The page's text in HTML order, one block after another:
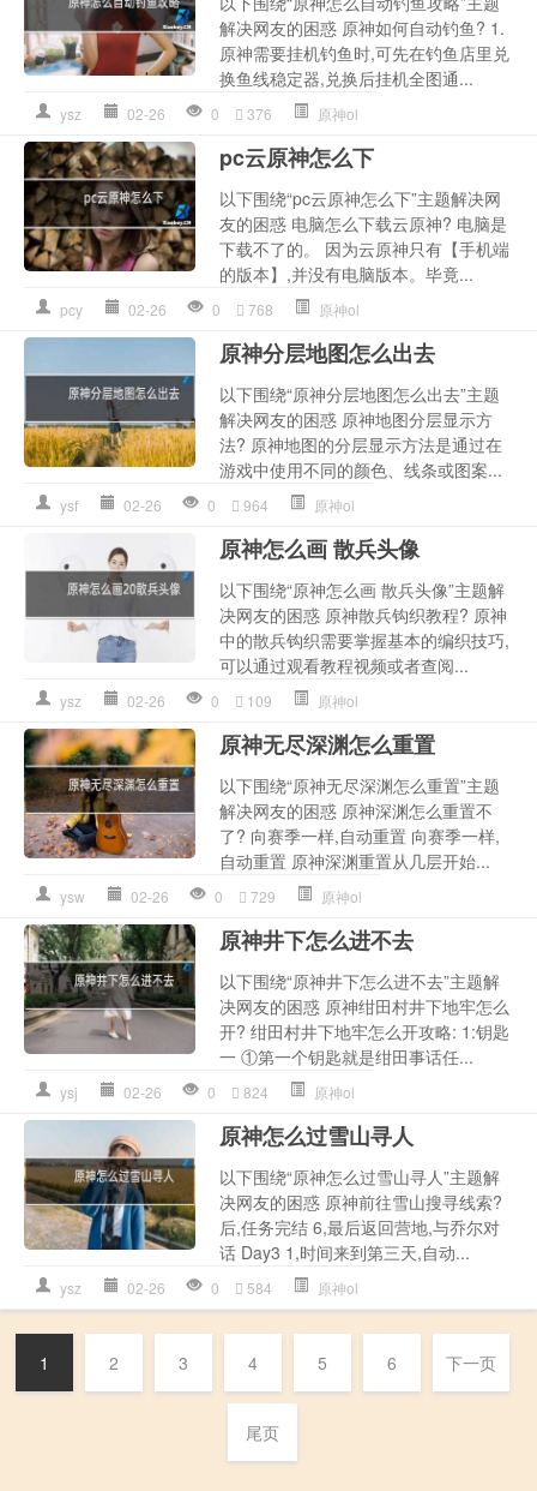
解决网友的困惑 原神如何自动钓鱼? 1.
原神需要挂机钓鱼时,可先在钓鱼店里兑
换鱼线稳定器,兑换后挂机全图通...
ysz 02-26 0 376 原神ol
pc云原神怎么下
以下围绕“pc云原神怎么下”主题解决网
友的困惑 电脑怎么下载云原神? 电脑是
下载不了的。 因为云原神只有【手机端
的版本】,并没有电脑版本。毕竟...
pcy 02-26 0 768 原神ol
原神分层地图怎么出去
以下围绕“原神分层地图怎么出去”主题
解决网友的困惑 原神地图分层显示方
法? 原神地图的分层显示方法是通过在
游戏中使用不同的颜色、线条或图案...
ysf 02-26 0 964 原神ol
原神怎么画 散兵头像
以下围绕“原神怎么画 散兵头像”主题解
决网友的困惑 原神散兵钩织教程? 原神
中的散兵钩织需要掌握基本的编织技巧,
可以通过观看教程视频或者查阅...
ysz 02-26 0 109 原神ol
原神无尽深渊怎么重置
以下围绕“原神无尽深渊怎么重置”主题
解决网友的困惑 原神深渊怎么重置不
了? 向赛季一样,自动重置 向赛季一样,
自动重置 原神深渊重置从几层开始...
ysw 02-26 0 729 原神ol
原神井下怎么进不去
以下围绕“原神井下怎么进不去”主题解
决网友的困惑 原神绀田村井下地牢怎么
开? 绀田村井下地牢怎么开攻略: 1:钥匙
一 ①第一个钥匙就是绀田事话任...
ysj 02-26 0 824 原神ol
原神怎么过雪山寻人
以下围绕“原神怎么过雪山寻人”主题解
决网友的困惑 原神前往雪山搜寻线索?
后,任务完结 6,最后返回营地,与乔尔对
话 Day3 1,时间来到第三天,自动...
ysz 02-26 0 584 原神ol
1 2 3 4 5 6 下一页
尾页